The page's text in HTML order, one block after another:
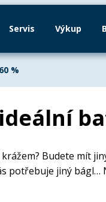
Servis Výkup
%
%
V nabídce najdetenové i
do vyprodání zásob.
Budete mít
potřebuje jiný